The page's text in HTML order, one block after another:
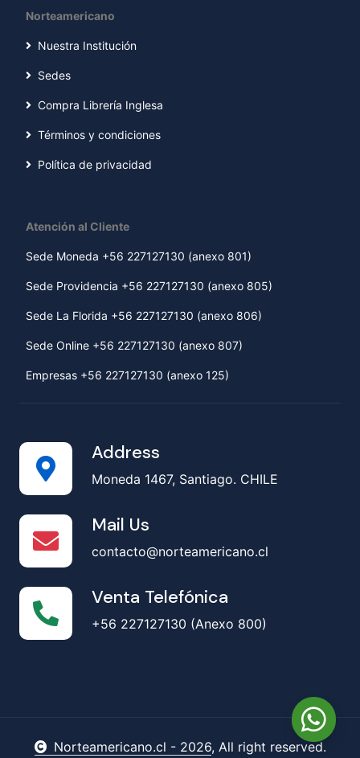
Norteamericano
Nuestra Institución
Sedes
Compra Librería Inglesa
Términos y condiciones
Política de privacidad
Atención al Cliente
Sede Moneda +56 227127130 (anexo 801)
Sede Providencia +56 227127130 (anexo 805)
Sede La Florida +56 227127130 (anexo 806)
Sede Online +56 227127130 (anexo 807)
Empresas +56 227127130 (anexo 125)
Address
Moneda 1467, Santiago. CHILE
Mail Us
contacto@norteamericano.cl
Venta Telefónica
+56 227127130 (Anexo 800)
Norteamericano.cl - 2026, All right reserved.